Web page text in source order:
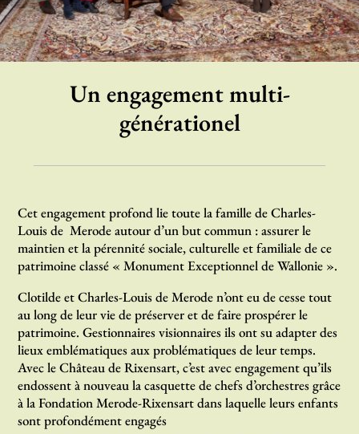
Un engagement multi-
générationel
Cet engagement profond lie toute la famille de Charles-
Louis de Merode autour d’un but commun : assurer le
maintien et la pérennité sociale, culturelle et familiale de ce
patrimoine classé « Monument Exceptionnel de Wallonie ».
Clotilde et Charles-Louis de Merode n’ont eu de cesse tout
au long de leur vie de préserver et de faire prospérer le
patrimoine. Gestionnaires visionnaires ils ont su adapter des
lieux emblématiques aux problématiques de leur temps.
Avec le Château de Rixensart, c’est avec engagement qu’ils
endossent à nouveau la casquette de chefs d’orchestres grâce
à la Fondation Merode-Rixensart dans laquelle leurs enfants
sont profondément engagés